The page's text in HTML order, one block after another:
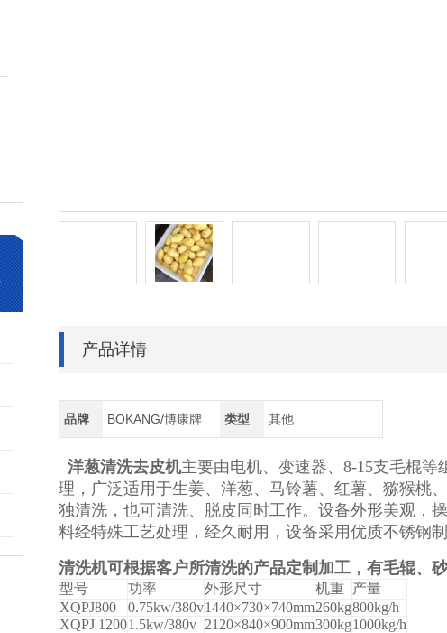
产品详情
品牌 BOKANG/博康牌 类型 其他
洋葱清洗去皮机主要由电机、变速器、8-15支毛棍
理，广泛适用于生姜、洋葱、马铃薯、红薯、猕猴桃
独清洗，也可清洗、脱皮同时工作。设备外形美观，
料经特殊工艺处理，经久耐用，设备采用优质不锈钢制
清洗机可根据客户所清洗的产品定制加工，有毛辊、砂
型号 功率 外形尺寸 机重
产量
XQPJ800
0.75kw/380v1440×730×740mm260kg800kg/h
XQPJ 1 2001.5kw/380v 2120×840×900mm300kg1000kg/h